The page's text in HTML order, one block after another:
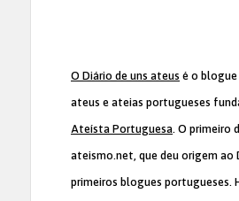
O Diário de uns ateus é o blogue
ateus e ateias portugueses
Ateísta Portuguesa. O primeiro
ateismo.net, que deu origem ao
primeiros blogues portugueses.